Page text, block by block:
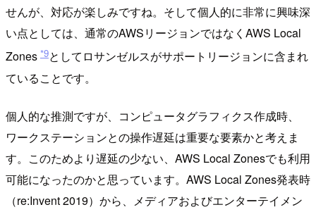
せんが、対応が楽しみですね。そして個人的に非常に興味深
い点としては、通常のAWSリージョンではなくAWS Local
Zones *9としてロサンゼルスがサポートリージョンに含まれ
ていることです。
個人的な推測ですが、コンピュータグラフィクス作成時、
ワークステーションとの操作遅延は重要な要素かと考えま
す。このためより遅延の少ない、AWS Local Zonesでも利用
可能になったのかと思っています。AWS Local Zones発表時
（re:Invent 2019）から、メディアおよびエンターテイメン